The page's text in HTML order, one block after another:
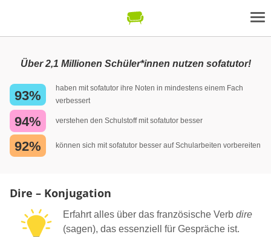
Über 2,1 Millionen Schüler*innen nutzen sofatutor!
93%
haben mit sofatutor ihre Noten in mindestens einem Fach
verbessert
94% verstehen den Schulstoff mit sofatutor besser
92% können sich mit sofatutor besser auf Schularbeiten vorbereiten
Dire – Konjugation
Erfahrt alles über das französische Verb dire
(sagen), das essenziell für Gespräche ist.